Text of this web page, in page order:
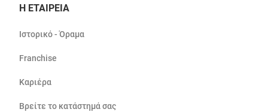
Η ΕΤΑΙΡΕΙΑ
Ιστορικό - Όραμα
Franchise
Καριέρα
Βρείτε το κατάστημά σας